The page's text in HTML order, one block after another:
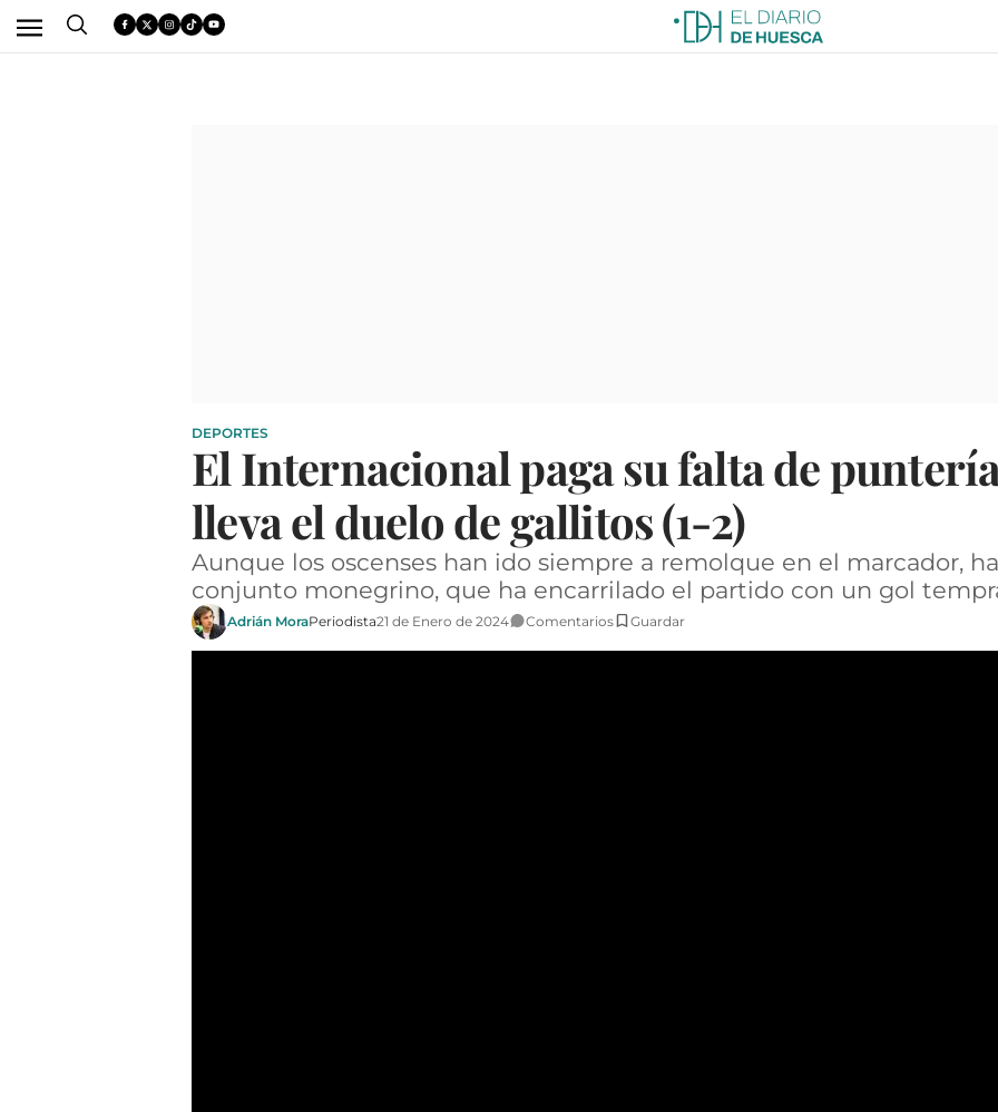
DEPORTES
El Internacional paga su falta de
lleva el duelo de gallitos (1-2)
Aunque los oscenses han ido siempre a remolque en el marcador,
conjunto monegrino, que ha encarrilado el partido con un gol
Adrián MoraPeriodista21 de Enero de 2024 Comentarios Guardar